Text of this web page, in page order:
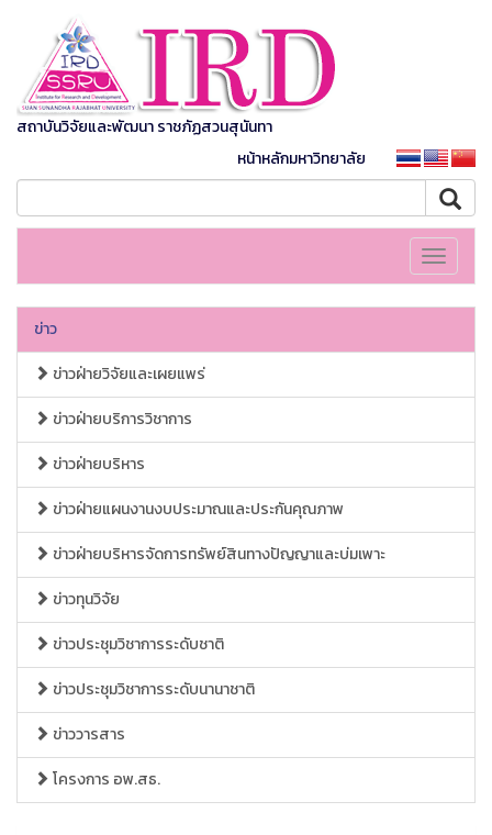
สถาบันวิจัยและพัฒนา ราชภัฏสวนสุนันทา
หน้าหลักมหาวิทยาลัย
Toggle
ข่าว
ข่าวฝ่ายวิจัยและเผยแพร่
ข่าวฝ่ายบริการวิชาการ
ข่าวฝ่ายบริหาร
ข่าวฝ่ายแผนงานงบประมาณและประกันคุณภาพ
ข่าวฝ่ายบริหารจัดการทรัพย์สินทางปัญญาและบ่มเพาะ
ข่าวทุนวิจัย
ข่าวประชุมวิชาการระดับชาติ
ข่าวประชุมวิชาการระดับนานาชาติ
ข่าววารสาร
โครงการ อพ.สธ.